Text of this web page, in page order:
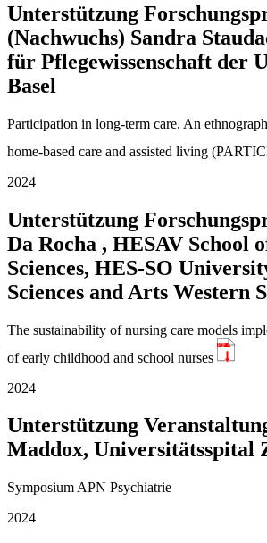
Unterstützung
(Nachwuchs) Sandra
für Pflegewissenschaft der
Basel
Participation in long-term care. An
home-based care and assisted living
2024
Unterstützung
Da Rocha , HESAV School
Sciences, HES-SO
Sciences and Arts Western
The sustainability of nursing care models
of early childhood and school nurses
PDF
2024
Unterstützung
Maddox, Universitätsspital
Symposium APN Psychiatrie
2024